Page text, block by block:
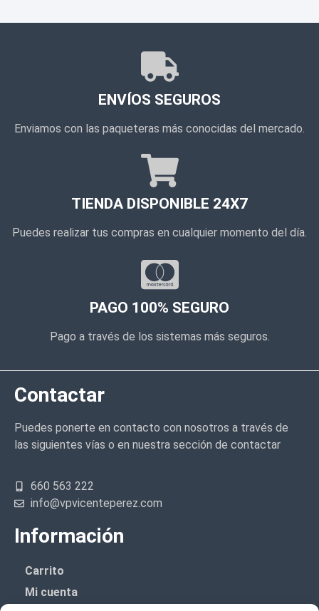
ENVÍOS SEGUROS
Enviamos con las paqueteras más conocidas del mercado.
TIENDA DISPONIBLE 24X7
Puedes realizar tus compras en cualquier momento del día.
PAGO 100% SEGURO
Pago a través de los sistemas más seguros.
Contactar
Puedes ponerte en contacto con nosotros a través de
las siguientes vías o en nuestra sección de contactar
660 563 222
info@vpvicenteperez.com
Información
Carrito
Mi cuenta